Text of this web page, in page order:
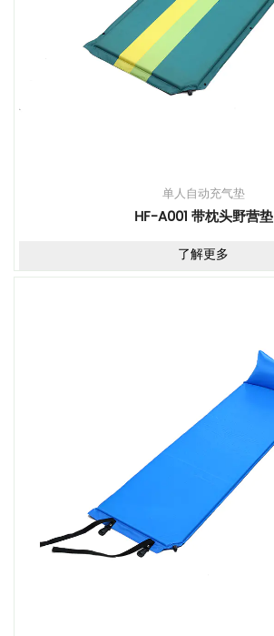
单人自动充气垫
HF-A001 带枕头野营垫
了解更多